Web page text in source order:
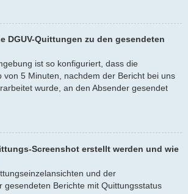
DGUV-Quittungen zu den gesendeten
ist so konfiguriert, dass die
von 5 Minuten, nachdem der Bericht bei uns
wurde, an den Absender gesendet
Screenshot erstellt werden und wie
und der
gesendeten Berichte mit Quittungsstatus